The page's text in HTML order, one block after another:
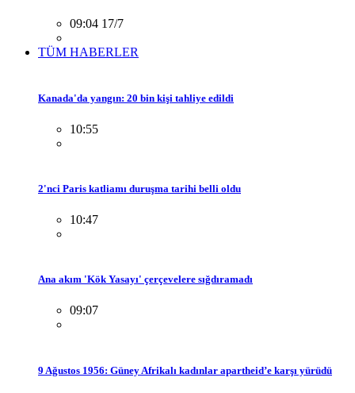
09:04 17/7
TÜM HABERLER
Kanada'da yangın: 20 bin kişi tahliye edildi
10:55
2'nci Paris katliamı duruşma tarihi belli oldu
10:47
Ana akım 'Kök Yasayı' çerçevelere sığdıramadı
09:07
9 Ağustos 1956: Güney Afrikalı kadınlar apartheid’e karşı yürüdü